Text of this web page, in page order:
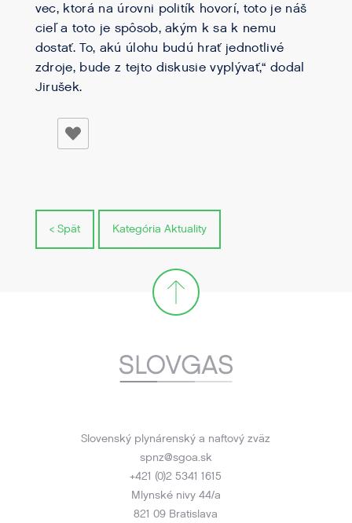
vec, ktorá na úrovni politík hovorí, toto je náš
cieľ a toto je spôsob, akým k sa k nemu
dostať. To, akú úlohu budú hrať jednotlivé
zdroje, bude z tejto diskusie vyplývať,“ dodal
Jirušek.
< Spät Kategória Aktuality
Slovenský plynárenský a naftový zväz
spnz@sgoa.sk
+421 (0)2 5341 1615
Mlynské nivy 44/a
821 09 Bratislava